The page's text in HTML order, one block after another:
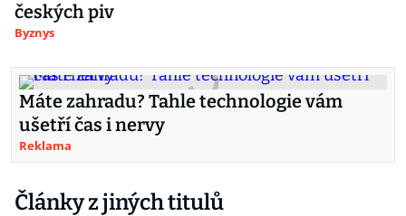
českých piv
Byznys
Máte zahradu? Tahle technologie vám
ušetří čas i nervy
Reklama
Články z jiných titulů